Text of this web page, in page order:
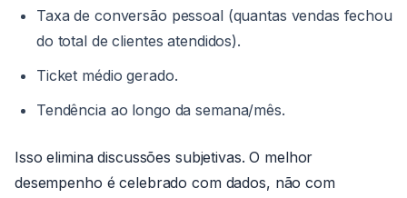
Taxa de conversão pessoal (quantas vendas fechou
do total de clientes atendidos).
Ticket médio gerado.
Tendência ao longo da semana/mês.
Isso elimina discussões subjetivas. O melhor
desempenho é celebrado com dados, não com